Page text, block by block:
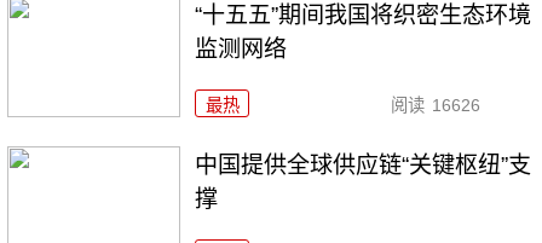
“十五五”期间我国将织密生态环境
监测网络
最热 阅读 16626
中国提供全球供应链“关键枢纽”支
撑